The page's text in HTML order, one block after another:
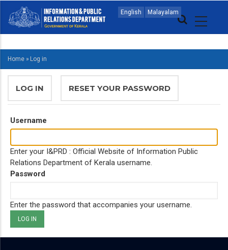
main
English Malayalam
MAIN
NAVIGATION
MALAYALAM
BREADCRUMB
Home » Log in
PRIMARY
TABS
LOG IN (ACTIVERESET YOUR PASSWORD
Username
Enter your I&PRD : Official Website of Information Public
Relations Department of Kerala username.
Password
Enter the password that accompanies your username.